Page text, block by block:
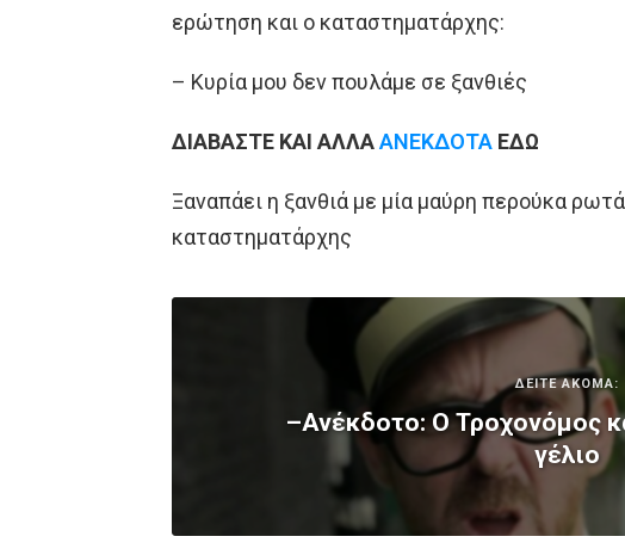
ερώτηση και ο καταστηματάρχης:
– Κυρία μου δεν πουλάμε σε ξανθιές
ΔΙΑΒΑΣΤΕ ΚΑΙ ΑΛΛΑΑΝΕΚΔΟΤΑ ΕΔΩ
Ξαναπάει η ξανθιά με μία μαύρη περούκα
καταστηματάρχης
ΔΕΙΤΕ ΑΚΟΜΑ:
–Ανέκδοτο: Ο Τροχονόμος
γέλιο